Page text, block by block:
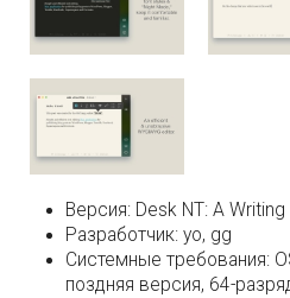
Версия: Desk NT: A
Разработчик: yo, gg
Системные требования:
поздняя версия, 64-